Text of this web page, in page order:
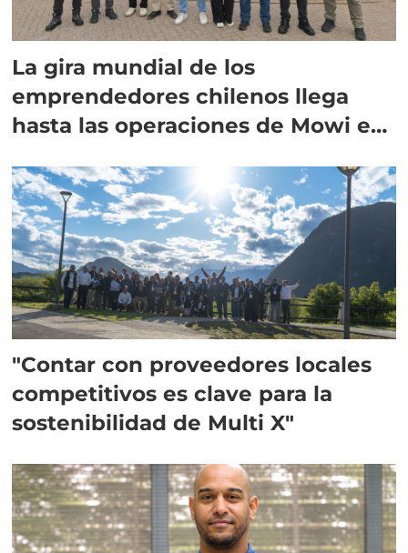
La gira mundial de los
emprendedores chilenos llega
hasta las operaciones de Mowi en
"Contar con proveedores locales
competitivos es clave para la
sostenibilidad de Multi X"